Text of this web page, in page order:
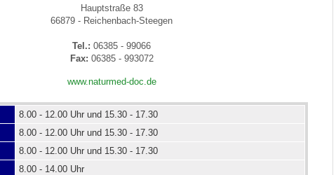
Hauptstraße 83
66879 - Reichenbach-Steegen
Tel.: 06385 - 99066
Fax: 06385 - 993072
www.naturmed-doc.de
8.00 - 12.00 Uhr und 15.30 - 17.30
8.00 - 12.00 Uhr und 15.30 - 17.30
8.00 - 12.00 Uhr und 15.30 - 17.30
8.00 - 14.00 Uhr